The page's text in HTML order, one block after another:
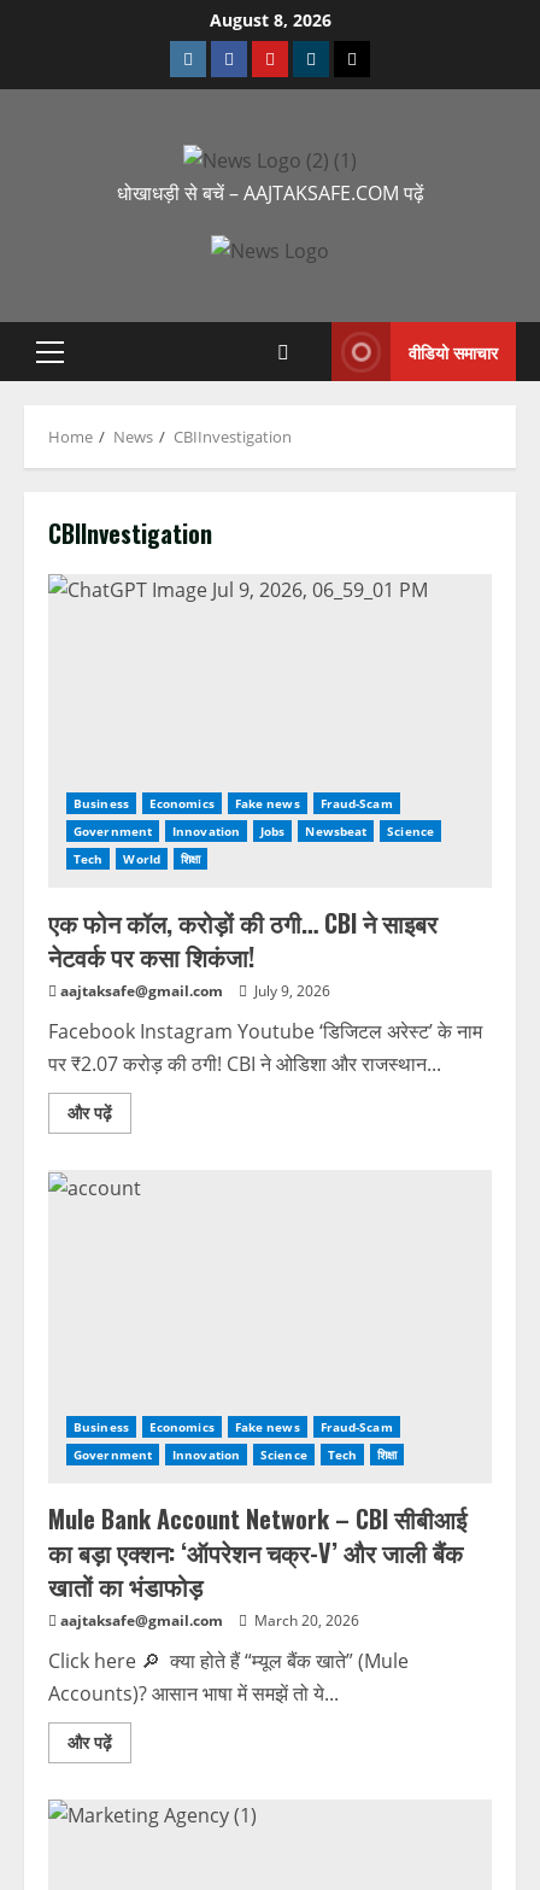
August 8, 2026
धोखाधड़ी से बचें – AAJTAKSAFE.COM पढ़ें
वीडियो समाचार
Home News CBIInvestigation
CBIInvestigation
Business Economics Fake news
Fraud-Scam
Government
Innovation Jobs Newsbeat
Science
Tech
World शिक्षा
एक फोन कॉल, करोड़ों की ठगी… CBI ने साइबर
नेटवर्क पर कसा शिकंजा!
aajtaksafe@gmail.com July 9, 2026
Facebook Instagram Youtube ‘डिजिटल अरेस्ट’ के नाम
पर ₹2.07 करोड़ की ठगी! CBI ने ओडिशा और राजस्थान...
और पढ़ें
Business Economics Fake news
Fraud-Scam
Government
Innovation Science Tech शिक्षा
Mule Bank Account Network – CBI सीबीआई
का बड़ा एक्शन: ‘ऑपरेशन चक्र-V’ और जाली बैंक
खातों का भंडाफोड़
aajtaksafe@gmail.com March 20, 2026
Click here 🔎 क्या होते हैं “म्यूल बैंक खाते” (Mule
Accounts)? आसान भाषा में समझें तो ये...
और पढ़ें